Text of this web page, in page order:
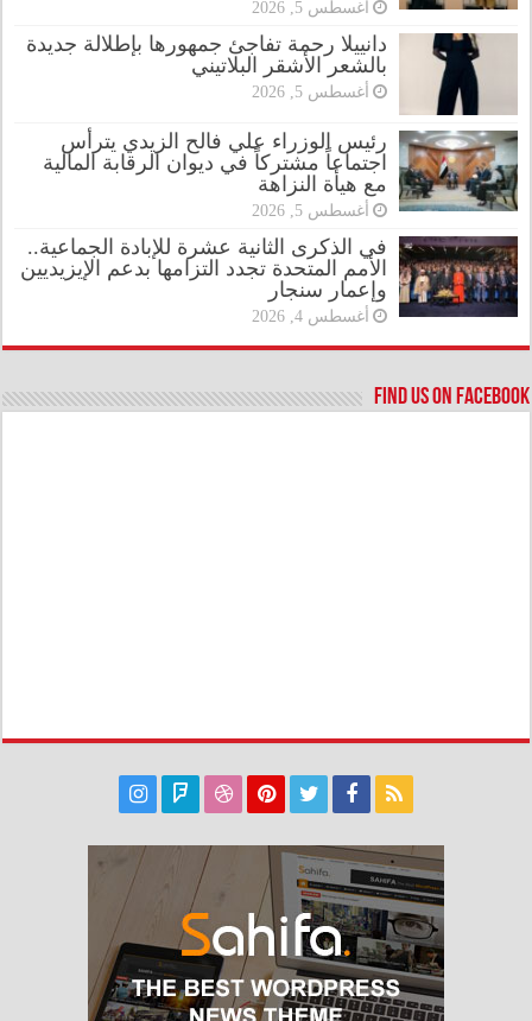
أغسطس 5, 2026
دانييلا رحمة تفاجئ جمهورها بإطلالة جديدة
بالشعر الأشقر البلاتيني
أغسطس 5, 2026
رئيس الوزراء علي فالح الزيدي يترأس
اجتماعاً مشتركاً في ديوان الرقابة المالية
مع هيأة النزاهة
أغسطس 5, 2026
في الذكرى الثانية عشرة للإبادة الجماعية..
الأمم المتحدة تجدد التزامها بدعم الإيزيديين
وإعمار سنجار
أغسطس 4, 2026
Find us on Facebook